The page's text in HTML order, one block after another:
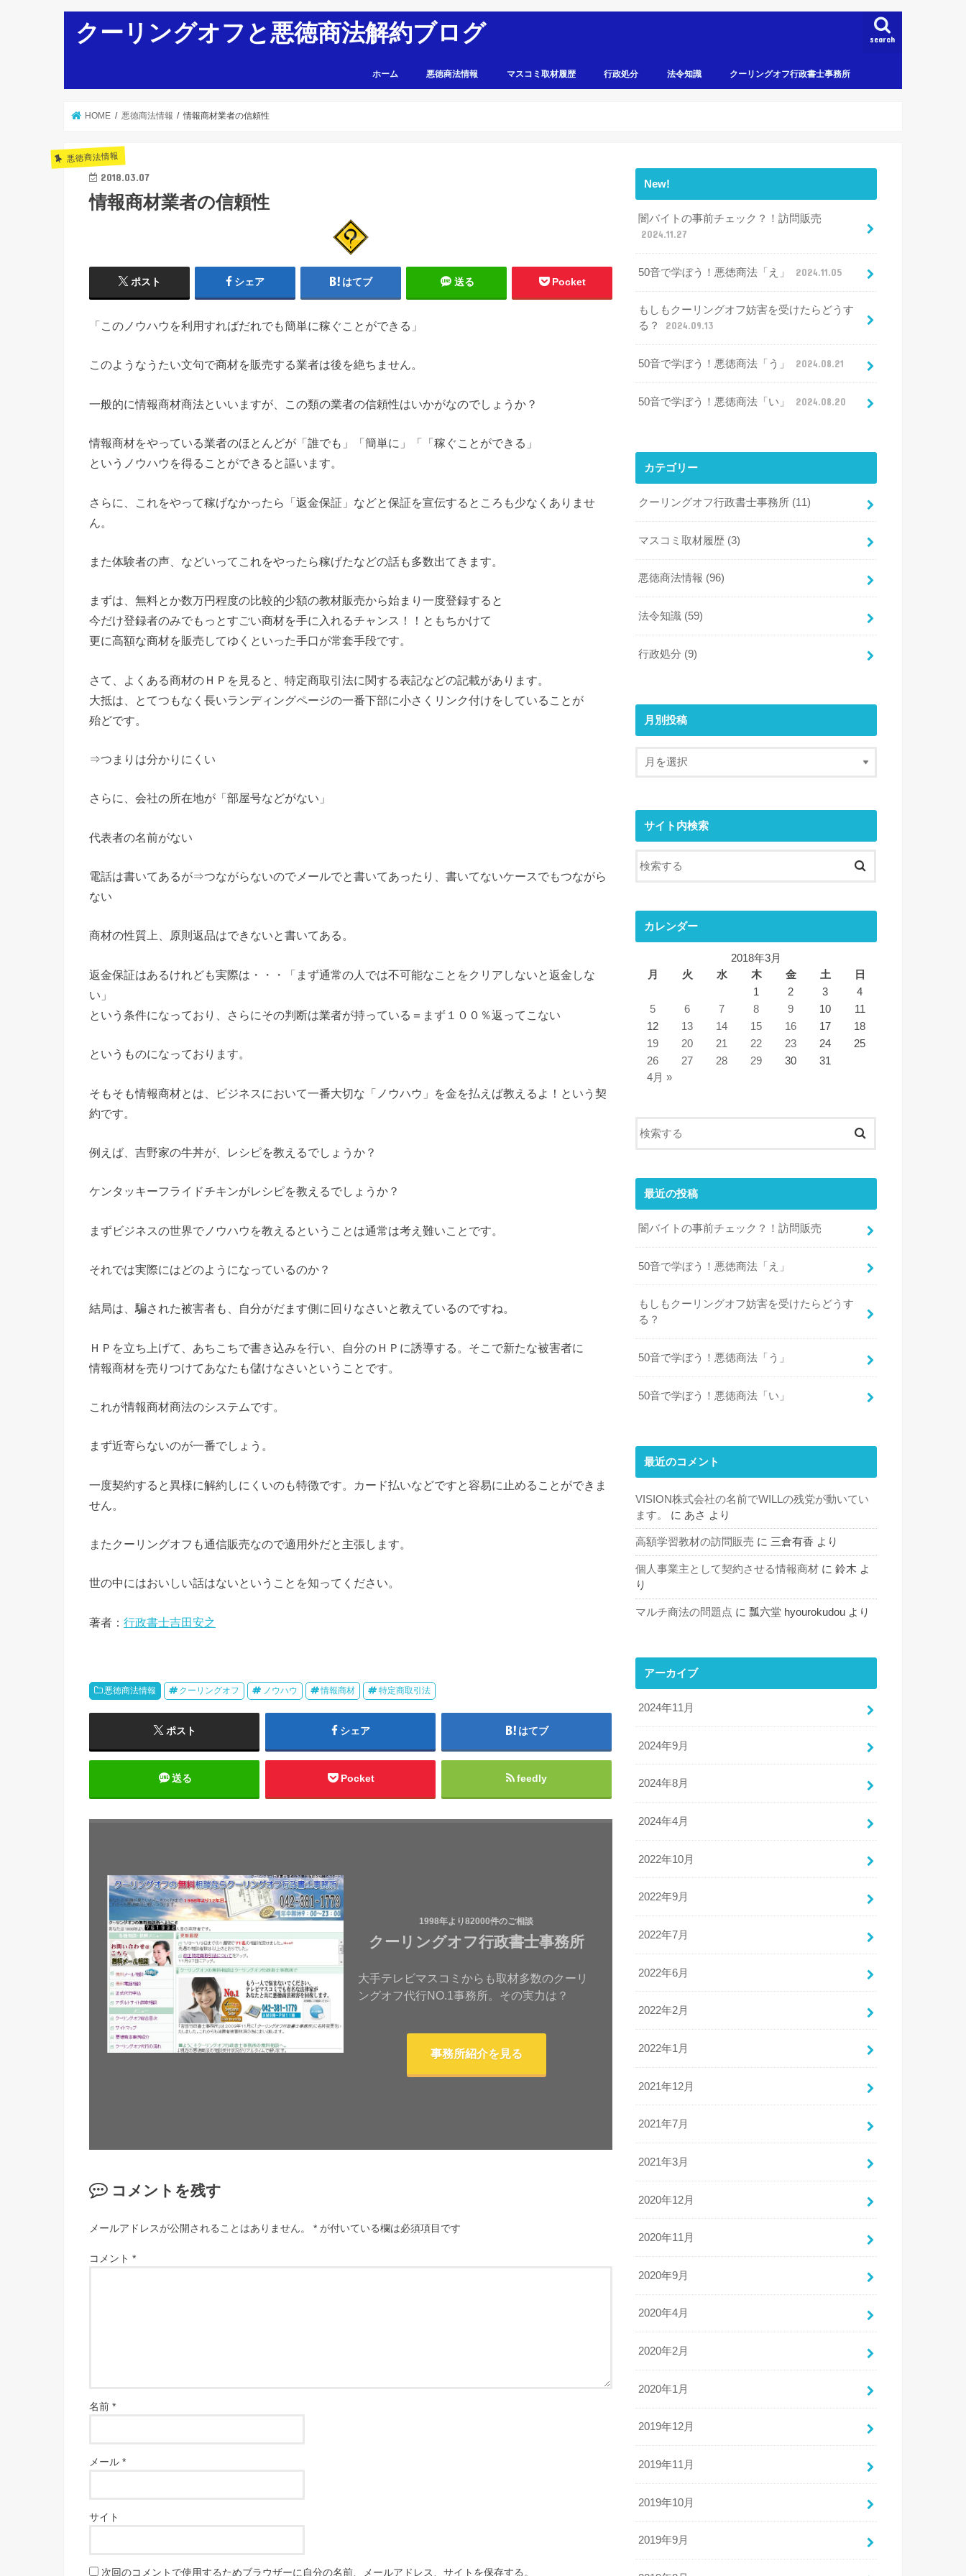
クーリングオフと悪徳商法解約ブログ search
ホーム 悪徳商法情報 マスコミ取材履歴 行政処分 法令知識 クーリングオフ行政書士事務所
HOME 悪徳商法情報 情報商材業者の信頼性
悪徳商法情報
2018.03.07
情報商材業者の信頼性
ポスト シェア はてブ 送る Pocket
「このノウハウを利用すればだれでも簡単に稼ぐことができる」
このようなうたい文句で商材を販売する業者は後を絶ちません。
一般的に情報商材商法といいますが、この類の業者の信頼性はいかがなのでしょうか？
情報商材をやっている業者のほとんどが「誰でも」「簡単に」「「稼ぐことができる」
というノウハウを得ることができると謳います。
さらに、これをやって稼げなかったら「返金保証」などと保証を宣伝するところも少なくありませ
ん。
また体験者の声、などいってこれをやったら稼げたなどの話も多数出てきます。
まずは、無料とか数万円程度の比較的少額の教材販売から始まり一度登録すると
今だけ登録者のみでもっとすごい商材を手に入れるチャンス！！ともちかけて
更に高額な商材を販売してゆくといった手口が常套手段です。
さて、よくある商材のＨＰを見ると、特定商取引法に関する表記などの記載があります。
大抵は、とてつもなく長いランディングページの一番下部に小さくリンク付けをしていることが
殆どです。
⇒つまりは分かりにくい
さらに、会社の所在地が「部屋号などがない」
代表者の名前がない
電話は書いてあるが⇒つながらないのでメールでと書いてあったり、書いてないケースでもつながら
ない
商材の性質上、原則返品はできないと書いてある。
返金保証はあるけれども実際は・・・「まず通常の人では不可能なことをクリアしないと返金しな
い」
という条件になっており、さらにその判断は業者が持っている＝まず１００％返ってこない
というものになっております。
そもそも情報商材とは、ビジネスにおいて一番大切な「ノウハウ」を金を払えば教えるよ！という契
約です。
例えば、吉野家の牛丼が、レシピを教えるでしょうか？
ケンタッキーフライドチキンがレシピを教えるでしょうか？
まずビジネスの世界でノウハウを教えるということは通常は考え難いことです。
それでは実際にはどのようになっているのか？
結局は、騙された被害者も、自分がだます側に回りなさいと教えているのですね。
ＨＰを立ち上げて、あちこちで書き込みを行い、自分のＨＰに誘導する。そこで新たな被害者に
情報商材を売りつけてあなたも儲けなさいということです。
これが情報商材商法のシステムです。
まず近寄らないのが一番でしょう。
一度契約すると異様に解約しにくいのも特徴です。カード払いなどですと容易に止めることができま
せん。
またクーリングオフも通信販売なので適用外だと主張します。
世の中にはおいしい話はないということを知ってください。
著者： 行政書士吉田安之
悪徳商法情報 クーリングオフ ノウハウ 情報商材 特定商取引法
ポスト シェア はてブ
送る Pocket feedly
1998年より82000件のご相談
クーリングオフ行政書士事務所
大手テレビマスコミからも取材多数のクーリ
ングオフ代行NO.1事務所。その実力は？
事務所紹介を見る
コメントを残す
メールアドレスが公開されることはありません。 * が付いている欄は必須項目です
コメント *
名前 *
メール *
サイト
次回のコメントで使用するためブラウザーに自分の名前、メールアドレス、サイトを保存する。
New!
闇バイトの事前チェック？！訪問販売
2024.11.27
50音で学ぼう！悪徳商法「え」 2024.11.05
もしもクーリングオフ妨害を受けたらどうす
る？
2024.09.13
50音で学ぼう！悪徳商法「う」 2024.08.21
50音で学ぼう！悪徳商法「い」 2024.08.20
カテゴリー
クーリングオフ行政書士事務所 (11)
マスコミ取材履歴 (3)
悪徳商法情報 (96)
法令知識 (59)
行政処分 (9)
月別投稿
サイト内検索
カレンダー
2018年3月
月
火 水 木 金 土
日
1
2 3
4
5
6 7 8 9 10
11
12
13 14 15 16 17
18
19
20 21 22 23 24
25
26
27 28 29 30
31
4月 »
最近の投稿
闇バイトの事前チェック？！訪問販売
50音で学ぼう！悪徳商法「え」
もしもクーリングオフ妨害を受けたらどうす
る？
50音で学ぼう！悪徳商法「う」
50音で学ぼう！悪徳商法「い」
最近のコメント
VISION株式会社の名前でWILLの残党が動いてい
ます。
に あさ より
高額学習教材の訪問販売 に 三倉有香 より
個人事業主として契約させる情報商材 に 鈴木 よ
り
マルチ商法の問題点 に 瓢六堂 hyourokudou より
アーカイブ
2024年11月
2024年9月
2024年8月
2024年4月
2022年10月
2022年9月
2022年7月
2022年6月
2022年2月
2022年1月
2021年12月
2021年7月
2021年3月
2020年12月
2020年11月
2020年9月
2020年4月
2020年2月
2020年1月
2019年12月
2019年11月
2019年10月
2019年9月